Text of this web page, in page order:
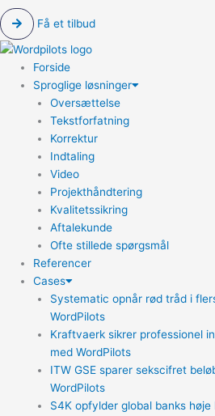
Få et tilbud
Forside
Sproglige løsninger
Oversættelse
Tekstforfatning
Korrektur
Indtaling
Video
Projekthåndtering
Kvalitetssikring
Aftalekunde
Ofte stillede spørgsmål
Referencer
Cases
Systematic opnår rød tråd i
WordPilots
Kraftvaerk sikrer professionel
med WordPilots
ITW GSE sparer sekscifret
WordPilots
S4K opfylder global banks